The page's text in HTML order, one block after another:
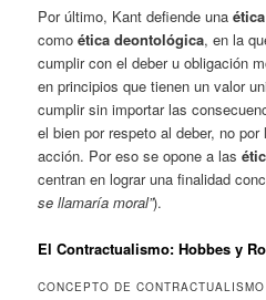
Por último, Kant defiende una
comoética deontológica, en la
cumplir con el deber u obligación
en principios que tienen un valor
cumplir sin importar las
el bien por respeto al deber, no
acción. Por eso se opone a las
centran en lograr una finalidad
se llamaría moral”).
El Contractualismo: Hobbes y
CONCEPTO DE CONTRACTUALISMO